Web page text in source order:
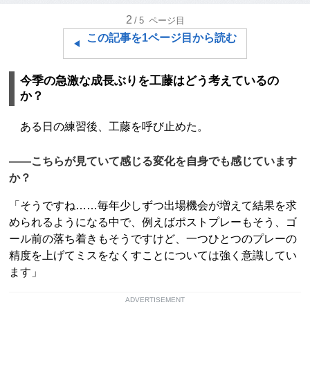
2 /5 ページ目
この記事を1ページ目から読む
今季の急激な成長ぶりを工藤はどう考えているの
か？
ある日の練習後、工藤を呼び止めた。
――こちらが見ていて感じる変化を自身でも感じています
か？
「そうですね……毎年少しずつ出場機会が増えて結果を求
められるようになる中で、例えばポストプレーもそう、ゴ
ール前の落ち着きもそうですけど、一つひとつのプレーの
精度を上げてミスをなくすことについては強く意識してい
ます」
ADVERTISEMENT